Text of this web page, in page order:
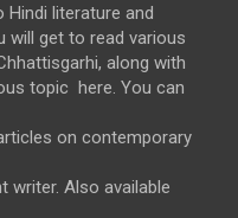
Hindi literature and
will get to read various
along with
topic here. You can
on contemporary
writer. Also available